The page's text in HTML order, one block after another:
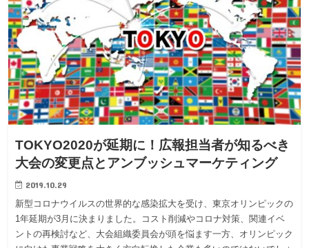
TOKYO2020が延期に！広報担当者が知るべき
大会の変更点とアンブッシュマーケティング
2019.10.29
新型コロナウイルスの世界的な感染拡大を受け、東京オリンピックの
1年延期が3月に決まりました。コスト削減やコロナ対策、関連イベ
ントの再検討など、大会組織委員会が頭を悩ます一方、オリンピック